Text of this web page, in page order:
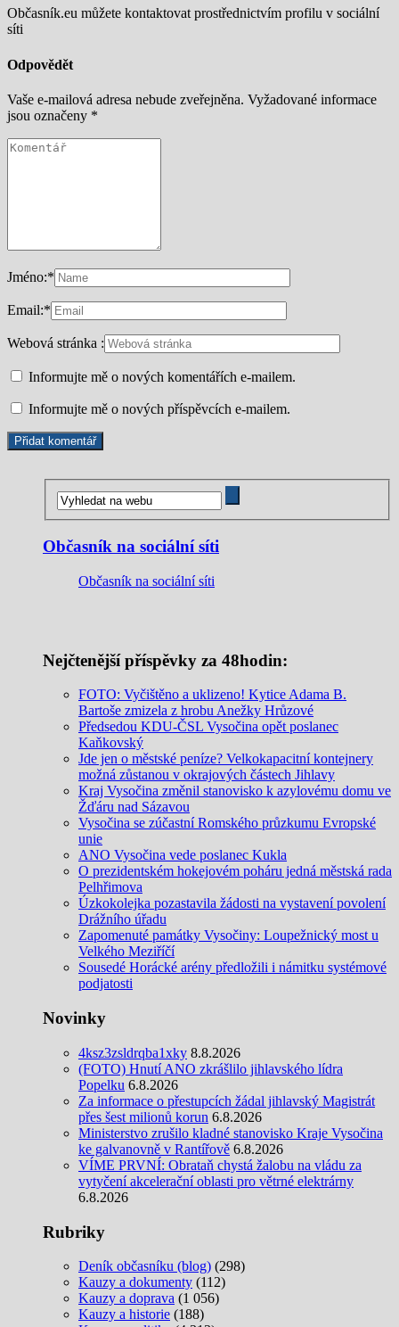
Občasník.eu můžete kontaktovat prostřednictvím profilu v sociální
síti
Odpovědět
Vaše e-mailová adresa nebude zveřejněna. Vyžadované informace
jsou označeny *
Jméno:*
Email:*
Webová stránka :
Informujte mě o nových komentářích e-mailem.
Informujte mě o nových příspěvcích e-mailem.
Občasník na sociální síti
Občasník na sociální síti
Nejčtenější příspěvky za 48hodin:
FOTO: Vyčištěno a uklizeno! Kytice Adama B.
Bartoše zmizela z hrobu Anežky Hrůzové
Předsedou KDU-ČSL Vysočina opět poslanec
Kaňkovský
Jde jen o městské peníze? Velkokapacitní kontejnery
možná zůstanou v okrajových částech Jihlavy
Kraj Vysočina změnil stanovisko k azylovému domu ve
Žďáru nad Sázavou
Vysočina se zúčastní Romského průzkumu Evropské
unie
ANO Vysočina vede poslanec Kukla
O prezidentském hokejovém poháru jedná městská rada
Pelhřimova
Úzkokolejka pozastavila žádosti na vystavení povolení
Drážního úřadu
Zapomenuté památky Vysočiny: Loupežnický most u
Velkého Meziříčí
Sousedé Horácké arény předložili i námitku systémové
podjatosti
Novinky
4ksz3zsldrqba1xky 8.8.2026
(FOTO) Hnutí ANO zkrášlilo jihlavského lídra
Popelku 6.8.2026
Za informace o přestupcích žádal jihlavský Magistrát
přes šest milionů korun 6.8.2026
Ministerstvo zrušilo kladné stanovisko Kraje Vysočina
ke galvanovně v Rantířově 6.8.2026
VÍME PRVNÍ: Obrataň chystá žalobu na vládu za
vytyčení akcelerační oblasti pro větrné elektrárny
6.8.2026
Rubriky
Deník občasníku (blog) (298)
Kauzy a dokumenty (112)
Kauzy a doprava (1 056)
Kauzy a historie (188)